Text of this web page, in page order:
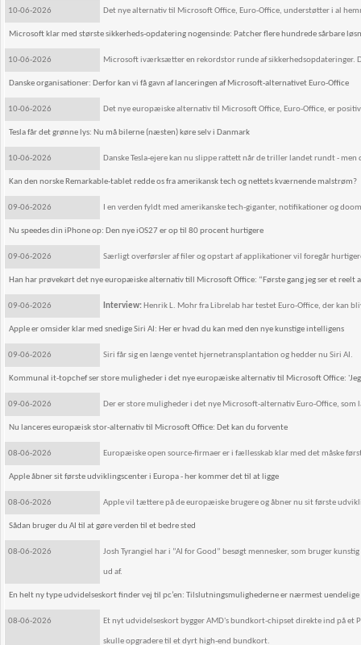
10-06-2026 Det nye alternativ til Microsoft Office, Euro-Office, understøtter i al
Microsoft klar med største sikkerheds-opdatering nogensinde: Patcher flere hundrede sårbare
10-06-2026 Microsoft iværksætter en rekordstor runde af sikkerhedsopdateringer.
Danske organisationer: Derfor kan vi få gavn af lanceringen af Microsoft-alternativet Euro-Office
10-06-2026 Det nye europæiske alternativ til Microsoft Office, Euro-Office, er
Tesla får det grønne lys: Nu må bilerne (næsten) køre selv i Danmark
10-06-2026 Danske Tesla-ejere kan nu slippe rattett når de triller landet rundt - men
Kan den norske Remarkable-tablet redde os fra amerikansk tech og nettets kværnende malstrøm?
09-06-2026 I en verden fyldt med amerikanske tech-giganter, notifikationer og
Nu speedes din iPhone op: Den nye iOS27 er op til 80 procent hurtigere
09-06-2026 Særligt overførsler af filer og opstart af applikationer vil foregår
Han har prøvekørt det nye europæiske alternativ till Microsoft Office: “Første gang jeg ser et reelt
09-06-2026 Interview: Henrik L. Mohr fra Librelab har testet Euro-Office, der kan
Apple er omsider klar med snedige Siri AI: Her er hvad du kan med den nye kunstige intelligens
09-06-2026 Siri får sig en længe ventet hjernetransplantation og hedder nu Siri AI.
Kommunal it-topchef ser store muligheder i det nye europæiske alternativ til Microsoft Office:
09-06-2026 Der er store muligheder i det nye Microsoft-alternativ Euro-Office,
Nu lanceres europæisk stor-alternativ til Microsoft Office: Det kan du forvente
08-06-2026 Europæiske open source-firmaer er i fællesskab klar med det måske
Apple åbner sit første udviklingscenter i Europa - her kommer det til at ligge
08-06-2026 Apple vil tættere på de europæiske brugere og åbner nu sit første
Sådan bruger du AI til at gøre verden til et bedre sted
08-06-2026 Josh Tyrangiel har i ”AI for Good” besøgt mennesker, som bruger
ud af.
En helt ny type udvidelseskort finder vej til pc’en: Tilslutningsmulighederne er nærmest uendelige
08-06-2026 Et nyt udvidelseskort bygger AMD's bundkort-chipset direkte ind på et
skulle opgradere til et dyrt high-end bundkort.